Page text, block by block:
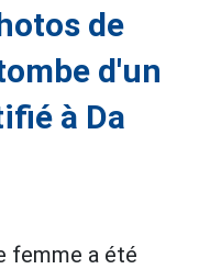
de
d'un
à Da
femme a été